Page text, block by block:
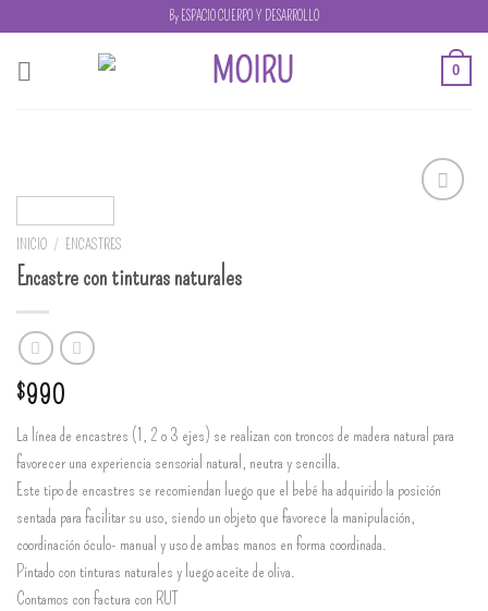
to
content
By ESPACIO CUERPO Y DESARROLLO
0
INICIO / ENCASTRES
Encastre con tinturas naturales
$990
La línea de encastres (1, 2 o 3 ejes) se realizan con troncos de madera natural para
favorecer una experiencia sensorial natural, neutra y sencilla.
Este tipo de encastres se recomiendan luego que el bebé ha adquirido la posición
sentada para facilitar su uso, siendo un objeto que favorece la manipulación,
coordinación óculo- manual y uso de ambas manos en forma coordinada.
Pintado con tinturas naturales y luego aceite de oliva.
Contamos con factura con RUT